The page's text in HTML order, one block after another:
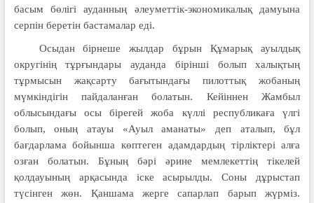
басым бөлігі ауданның әлеуметтік-экономикалық дамуына
серпін беретін бастамалар еді.
Осыдан бірнеше жылдар бұрын Құмарық ауылдық
округінің тұрғындары ауданда бірінші болып халықтың
тұрмысын жақсарту бағытындағы пилоттық жобаның
мүмкіндігін пайдаланған болатын. Кейіннен Жамбыл
облысындағы осы бірегей жоба күллі республикаға үлгі
болып, оның атауы «Ауыл аманаты» деп аталып, бұл
бағдарлама бойынша көптеген адамдардың тірліктері алға
озған болатын. Бұның бәрі әрине мемлекеттің тікелей
қолдауының арқасында іске асырылды. Соны дұрыстап
түсінген жөн. Қаншама жерге сапарлап барып жүрміз.